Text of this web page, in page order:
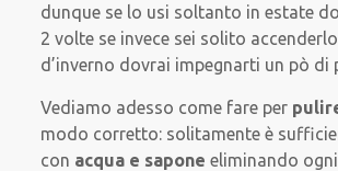
dunque se lo usi soltanto in estate
2 volte se invece sei solito
d’inverno dovrai impegnarti un pò di
Vediamo adesso come fare per
modo corretto: solitamente è
con acqua e sapone eliminando